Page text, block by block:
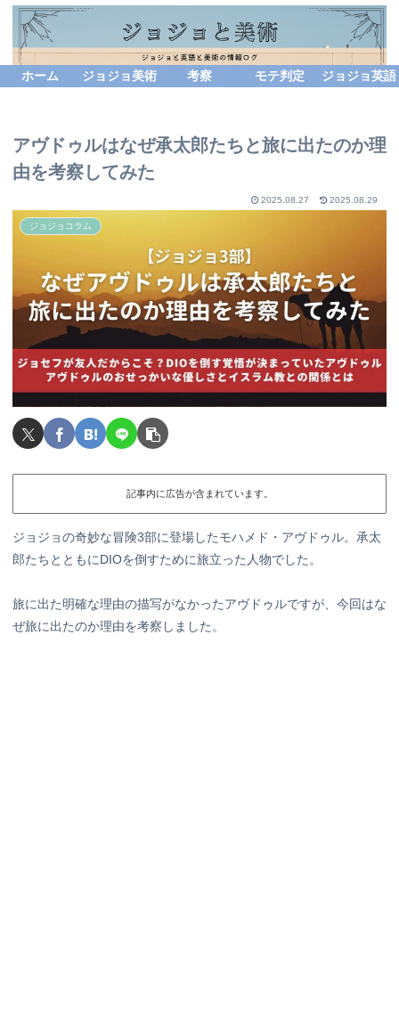
ホーム ジョジョ美術 考察 モテ判定 ジョジョ英語
アヴドゥルはなぜ承太郎たちと旅に出たのか理
由を考察してみた
2025.08.27 2025.08.29
ジョジョコラム
記事内に広告が含まれています。
ジョジョの奇妙な冒険3部に登場したモハメド・アヴドゥル。承太
郎たちとともにDIOを倒すために旅立った人物でした。
旅に出た明確な理由の描写がなかったアヴドゥルですが、今回はな
ぜ旅に出たのか理由を考察しました。